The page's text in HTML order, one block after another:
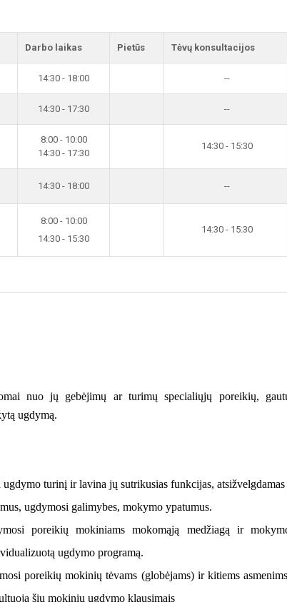
Darbo laikas Pietūs Tėvų konsultacijos
14:30 - 18:00 --
14:30 - 17:30 --
8:00 - 10:00
14:30 - 17:30
14:30 - 15:30
14:30 - 18:00 --
8:00 - 10:00
14:30 - 15:30
14:30 - 15:30
nuo jų gebėjimų ar turimų specialiųjų poreikių,
ugdymą.
turinį ir lavina jų sutrikusias funkcijas, atsižvelgdamas
ugdymosi galimybes, mokymo ypatumus.
poreikių mokiniams mokomąją medžiagą ir
ugdymo programą.
poreikių mokinių tėvams (globėjams) ir kitiems
šių mokinių ugdymo klausimais